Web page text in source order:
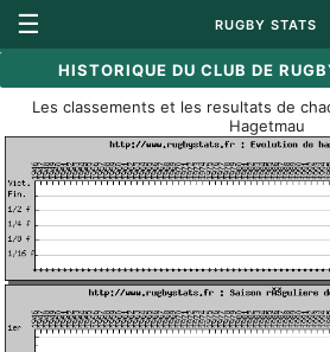
☰ RUGBY STATS
HISTORIQUE DU CLUB DE
Les classements et les resultats de
Hagetmau